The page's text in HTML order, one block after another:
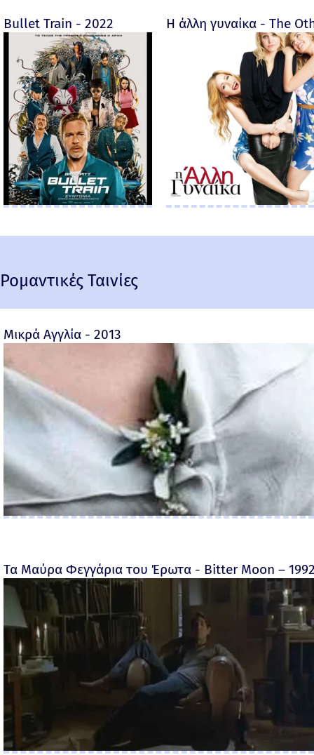
Bullet Train - 2022 Η άλλη γυναίκα - The
Ρομαντικές Ταινίες
Μικρά Αγγλία - 2013
Τα Μαύρα Φεγγάρια του Έρωτα - Bitter Moon –